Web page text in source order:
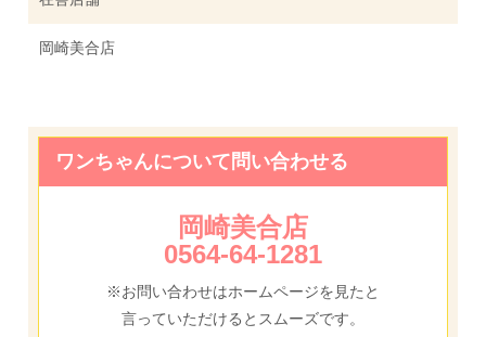
岡崎美合店
ワンちゃんについて問い合わせる
岡崎美合店
0564-64-1281
※お問い合わせはホームページを見たと
言っていただけるとスムーズです。